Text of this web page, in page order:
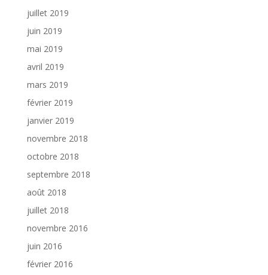
juillet 2019
juin 2019
mai 2019
avril 2019
mars 2019
février 2019
janvier 2019
novembre 2018
octobre 2018
septembre 2018
août 2018
juillet 2018
novembre 2016
juin 2016
février 2016